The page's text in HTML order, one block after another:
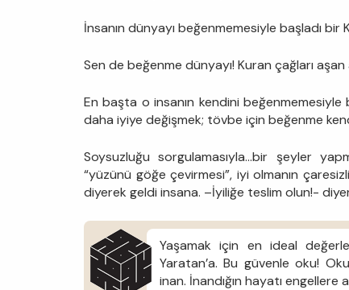
İnsanın dünyayı beğenmemesiyle başladı bir
Sen de beğenme dünyayı! Kuran çağları aşan
En başta o insanın kendini beğenmemesiyle
daha iyiye değişmek; tövbe için beğenme
Soysuzluğu sorgulamasıyla…bir şeyler
“yüzünü göğe çevirmesi”, iyi olmanın
diyerek geldi insana. –İyiliğe teslim olun!-
Yaşamak için en ideal
Yaratan’a. Bu güvenle oku!
inan. İnandığın hayatı engellere